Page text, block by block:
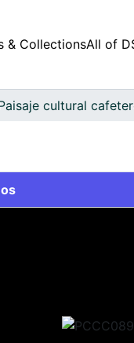
& CollectionsAll of
cultural